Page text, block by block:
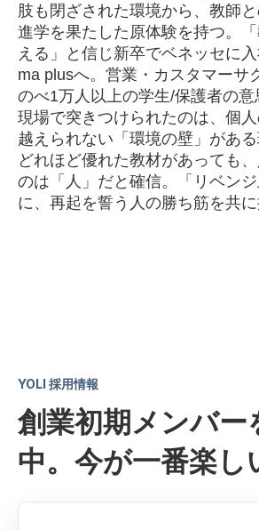
肢も閉ざされた環境から、教師
進学を果たした原体験を持つ。
える」と信じ新卒でベネッセに
ma plusへ。営業・カスタマーサ
のべ1万人以上の学生/保護者の意
現場で突きつけられたのは、個
越えられない「環境の壁」がある
どれほど優れた教材があっても
のは「人」だと確信。「リベン
に、再起を誓う人の勝ち筋を共に
YOLI 採用情報
創業初期メンバー
中。今が一番楽し